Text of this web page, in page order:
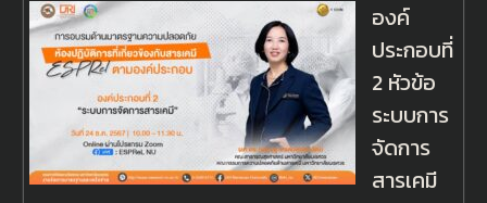
องค์
ประกอบที่
2 หัวข้อ
ระบบการ
จัดการ
สารเคมี